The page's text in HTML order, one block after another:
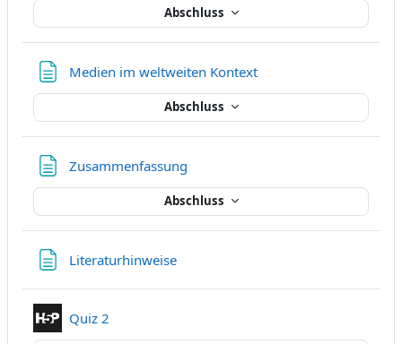
Abschluss
Medien im weltweiten KontextTextseite
Abschluss
Zusammenfassung
Abschluss
LiteraturhinweiseTextseite
Quiz 2